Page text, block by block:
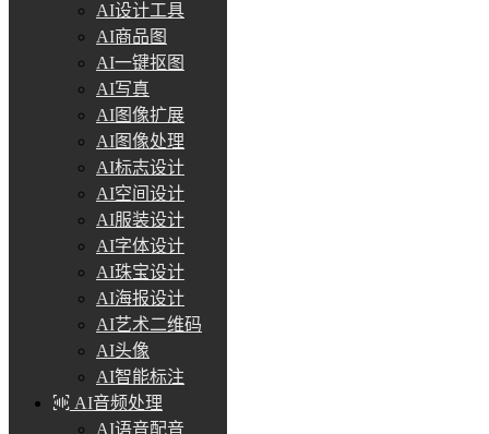
AI设计工具
AI商品图
AI一键抠图
AI写真
AI图像扩展
AI图像处理
AI标志设计
AI空间设计
AI服装设计
AI字体设计
AI珠宝设计
AI海报设计
AI艺术二维码
AI头像
AI智能标注
AI音频处理
AI语音配音